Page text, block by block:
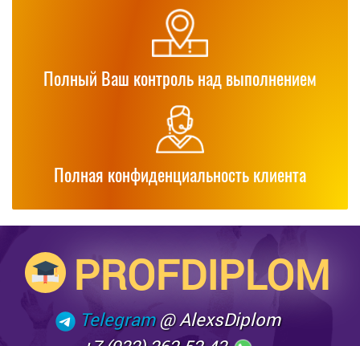
Полный Ваш контроль над выполнением
Полная конфиденциальность клиента
PROFDIPLOM
Telegram @ AlexsDiplom